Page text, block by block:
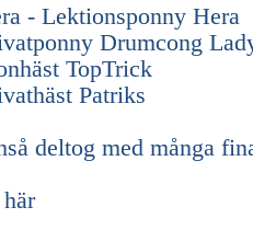
- Lektionsponny Hera
Drumcong
TopTrick
Patriks
deltog med många